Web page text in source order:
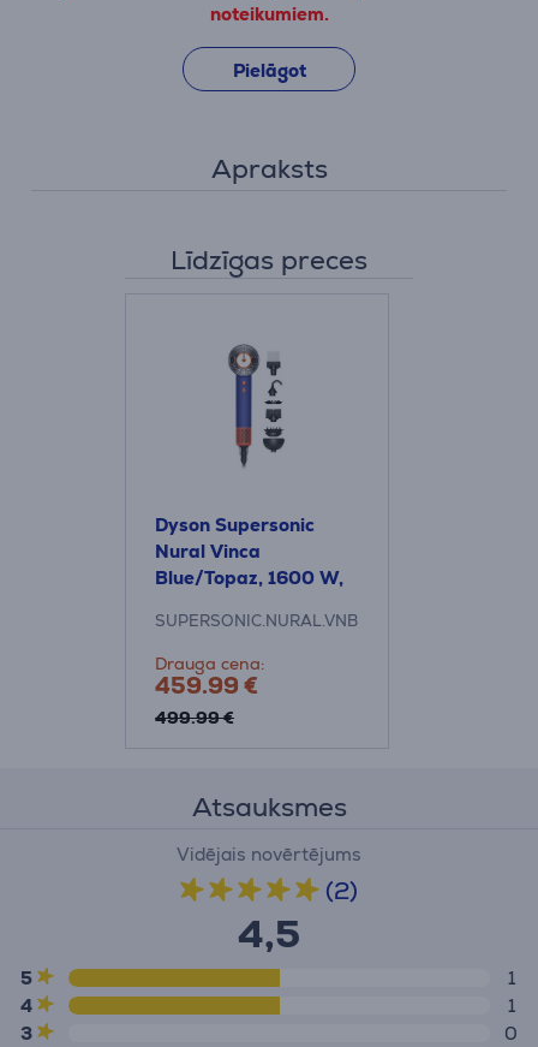
noteikumiem.
Pielāgot
Apraksts
Līdzīgas preces
Dyson Supersonic
Nural Vinca
Blue/Topaz, 1600 W,
fēns
SUPERSONIC.NURAL.VNB
Drauga cena:
459.99 €
499.99 €
Atsauksmes
Vidējais novērtējums
(2)
4,5
5
1
4
1
3
0